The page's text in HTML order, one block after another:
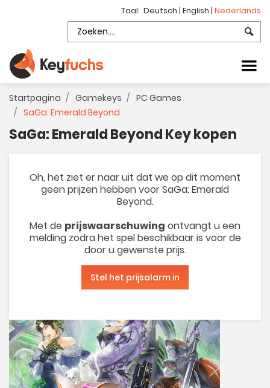
Taal: Deutsch | English | Nederlands
Startpagina Gamekeys
PC Games
SaGa: Emerald Beyond
SaGa: Emerald Beyond Key kopen
Oh, het ziet er naar uit dat we op dit moment
geen prijzen hebben voor SaGa: Emerald
Beyond.
Met de prijswaarschuwing ontvangt u een
melding zodra het spel beschikbaar is voor de
door u gewenste prijs.
Stel het prijsalarm in